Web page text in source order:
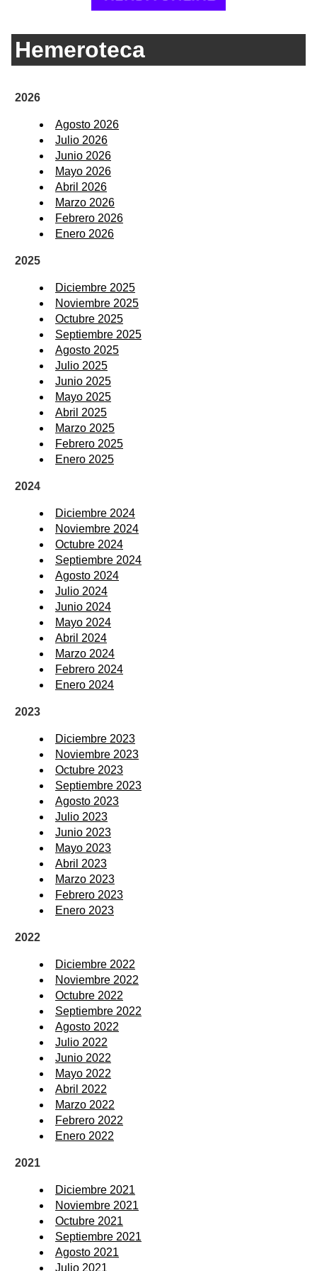
Hemeroteca
2026
Agosto 2026
Julio 2026
Junio 2026
Mayo 2026
Abril 2026
Marzo 2026
Febrero 2026
Enero 2026
2025
Diciembre 2025
Noviembre 2025
Octubre 2025
Septiembre 2025
Agosto 2025
Julio 2025
Junio 2025
Mayo 2025
Abril 2025
Marzo 2025
Febrero 2025
Enero 2025
2024
Diciembre 2024
Noviembre 2024
Octubre 2024
Septiembre 2024
Agosto 2024
Julio 2024
Junio 2024
Mayo 2024
Abril 2024
Marzo 2024
Febrero 2024
Enero 2024
2023
Diciembre 2023
Noviembre 2023
Octubre 2023
Septiembre 2023
Agosto 2023
Julio 2023
Junio 2023
Mayo 2023
Abril 2023
Marzo 2023
Febrero 2023
Enero 2023
2022
Diciembre 2022
Noviembre 2022
Octubre 2022
Septiembre 2022
Agosto 2022
Julio 2022
Junio 2022
Mayo 2022
Abril 2022
Marzo 2022
Febrero 2022
Enero 2022
2021
Diciembre 2021
Noviembre 2021
Octubre 2021
Septiembre 2021
Agosto 2021
Julio 2021